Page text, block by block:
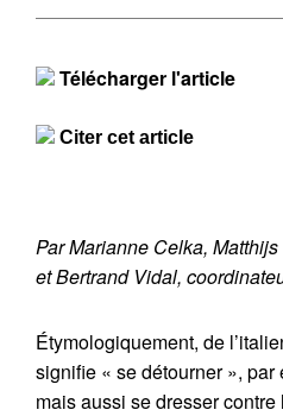
Télécharger l'article
Citer cet article
Par Marianne Celka,
et Bertrand Vidal,
Étymologiquement, de
signifie « se détourner », par
mais aussi se dresser contre